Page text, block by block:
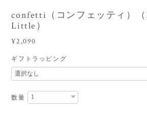
confetti（コンフェッティ）
Little）
¥2,090
ギフトラッピング
数量